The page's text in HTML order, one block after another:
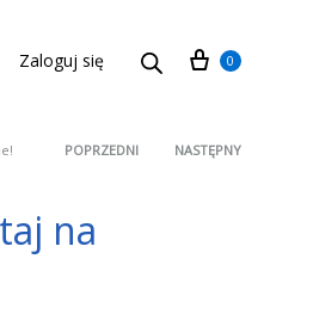
Zaloguj się Cart
0
Product
navigation
POPRZEDNI NASTĘPNY
na